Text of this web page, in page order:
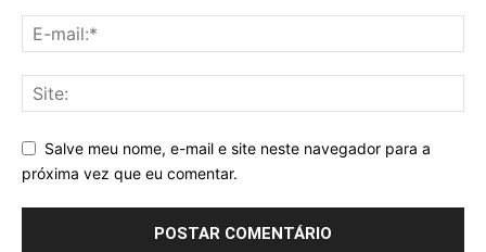
Salve meu nome, e-mail e site neste navegador para a
próxima vez que eu comentar.